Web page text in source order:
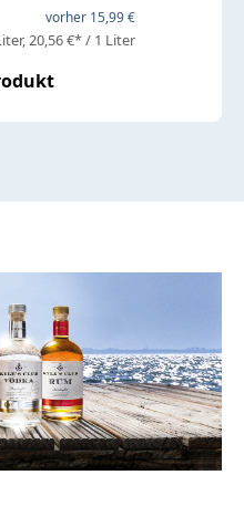
vorher 15,99 €
20,56 €* / 1 Liter